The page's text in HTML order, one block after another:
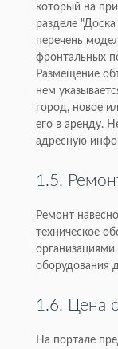
который на
разделе
перечень
фронтальных
Размещение
нем
город, новое
его в аренду.
адресную
1.5.
Ремонт
техническое
оборудования
1.6. Цена
На портале